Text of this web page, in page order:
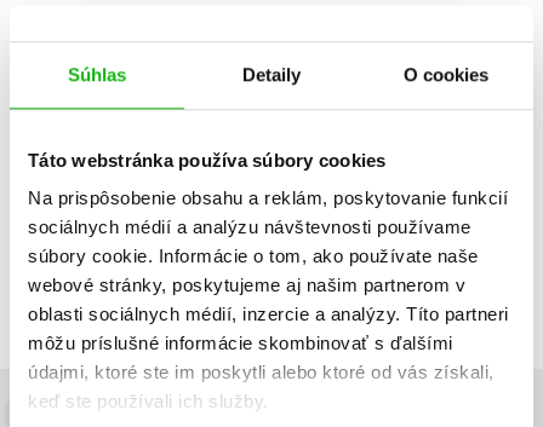
Súhlas Detaily O cookies
Táto webstránka používa súbory cookies
Na prispôsobenie obsahu a reklám, poskytovanie funkcií
sociálnych médií a analýzu návštevnosti používame
súbory cookie. Informácie o tom, ako používate naše
webové stránky, poskytujeme aj našim partnerom v
oblasti sociálnych médií, inzercie a analýzy. Títo partneri
môžu príslušné informácie skombinovať s ďalšími
údajmi, ktoré ste im poskytli alebo ktoré od vás získali,
keď ste používali ich služby.
11,04 €
Zobraz záznamov
Zobrazujem 1 až 1 z celkových 1 záznamov
Predchádzajúci Ďalší